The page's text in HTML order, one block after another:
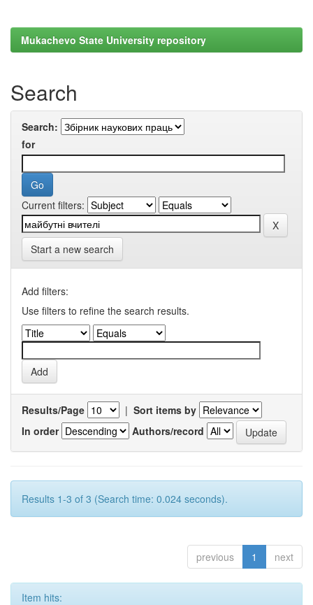
Mukachevo State University repository
Search
Search:
for
Current filters:
Start a new search
Add filters:
Use filters to refine the search results.
Results/Page | Sort items by
In order
Authors/record
Results 1-3 of 3 (Search time: 0.024 seconds).
previous 1 next
Item hits: